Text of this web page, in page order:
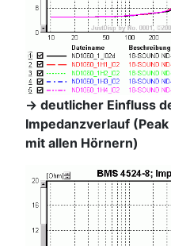
-> deutlicher Einfluss
Impedanzverlauf
mit allen Hörnern)